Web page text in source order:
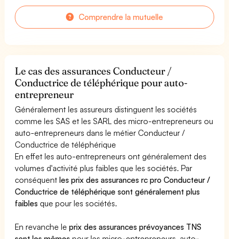
Comprendre la mutuelle
Le cas des assurances Conducteur /
Conductrice de téléphérique pour auto-
entrepreneur
Généralement les assureurs distinguent les sociétés
comme les SAS et les SARL des micro-entrepreneurs ou
auto-entrepreneurs dans le métier Conducteur /
Conductrice de téléphérique
En effet les auto-entrepreneurs ont généralement des
volumes d'activité plus faibles que les sociétés. Par
conséquentles prix des assurances rc pro Conducteur /
Conductrice de téléphérique sont généralement plus
faibles que pour les sociétés.
En revanche leprix des assurances prévoyances TNS